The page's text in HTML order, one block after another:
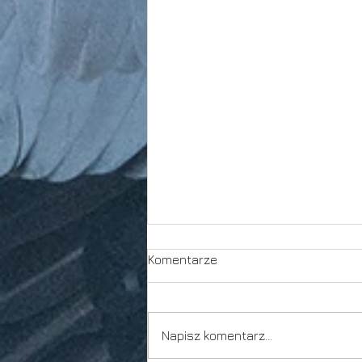
Komentarze
Napisz komentarz...